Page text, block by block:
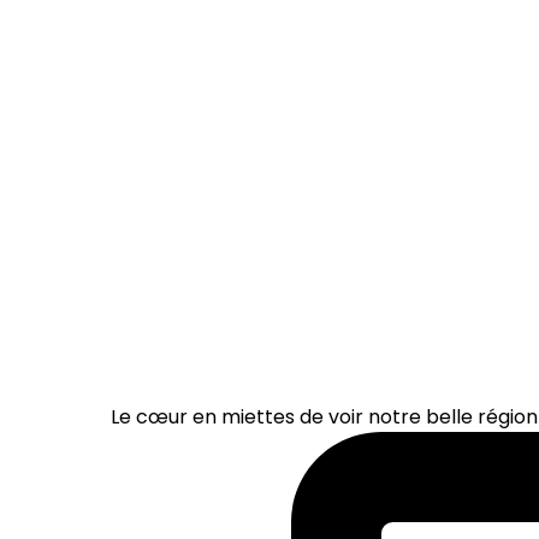
Le cœur en miettes de voir notre belle